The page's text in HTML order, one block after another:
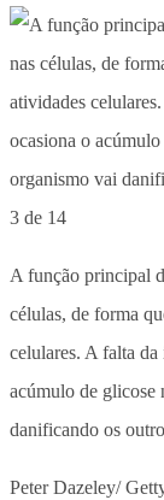
3 de 14
A função principal
células, de forma
celulares. A falta
acúmulo de glicose
danificando os
Peter Dazeley/